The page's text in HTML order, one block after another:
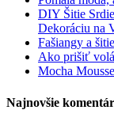
DIY Šitie
Dekoráciu na
Fašiangy a
Ako prišiť
Mocha
Najnovšie